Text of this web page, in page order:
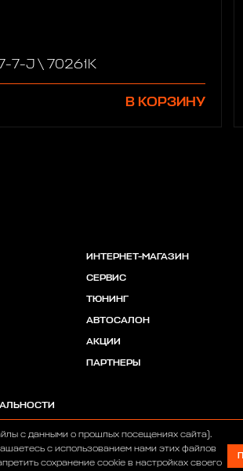
7-J \ 70261K
В КОРЗИНУ
ИНТЕРНЕТ-МАГАЗИН
СЕРВИС
ТЮНИНГ
АВТОСАЛОН
АКЦИИ
ПАРТНЕРЫ
с данными о прошлых посещениях сайта).
с использованием нами этих файлов
сохранение cookie в настройках своего